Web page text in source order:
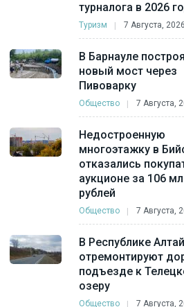
турналога в 2026
Туризм 7 Августа, 2026
В Барнауле
новый мост через
Пивоварку
Общество 7 Августа,
Недостроенную
многоэтажку в
отказались
аукционе за 106
рублей
Общество 7 Августа,
В Республике Алтай
отремонтируют
подъезде к
озеру
Общество 7 Августа,